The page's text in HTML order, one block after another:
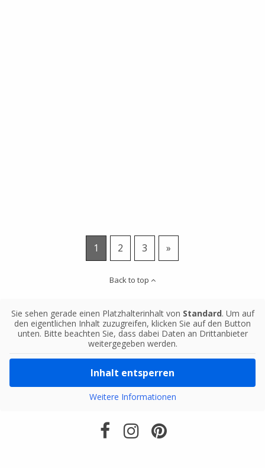
1 2 3 »
Back to top
Sie sehen gerade einen Platzhalterinhalt von Standard. Um auf
den eigentlichen Inhalt zuzugreifen, klicken Sie auf den Button
unten. Bitte beachten Sie, dass dabei Daten an Drittanbieter
weitergegeben werden.
Inhalt entsperren
Weitere Informationen